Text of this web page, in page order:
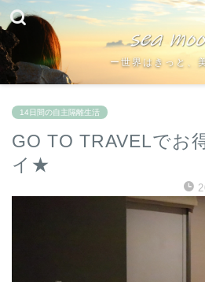
ー世界はきっと、
14日間の自主隔離生活
GO TO TRAVELでお
イ★